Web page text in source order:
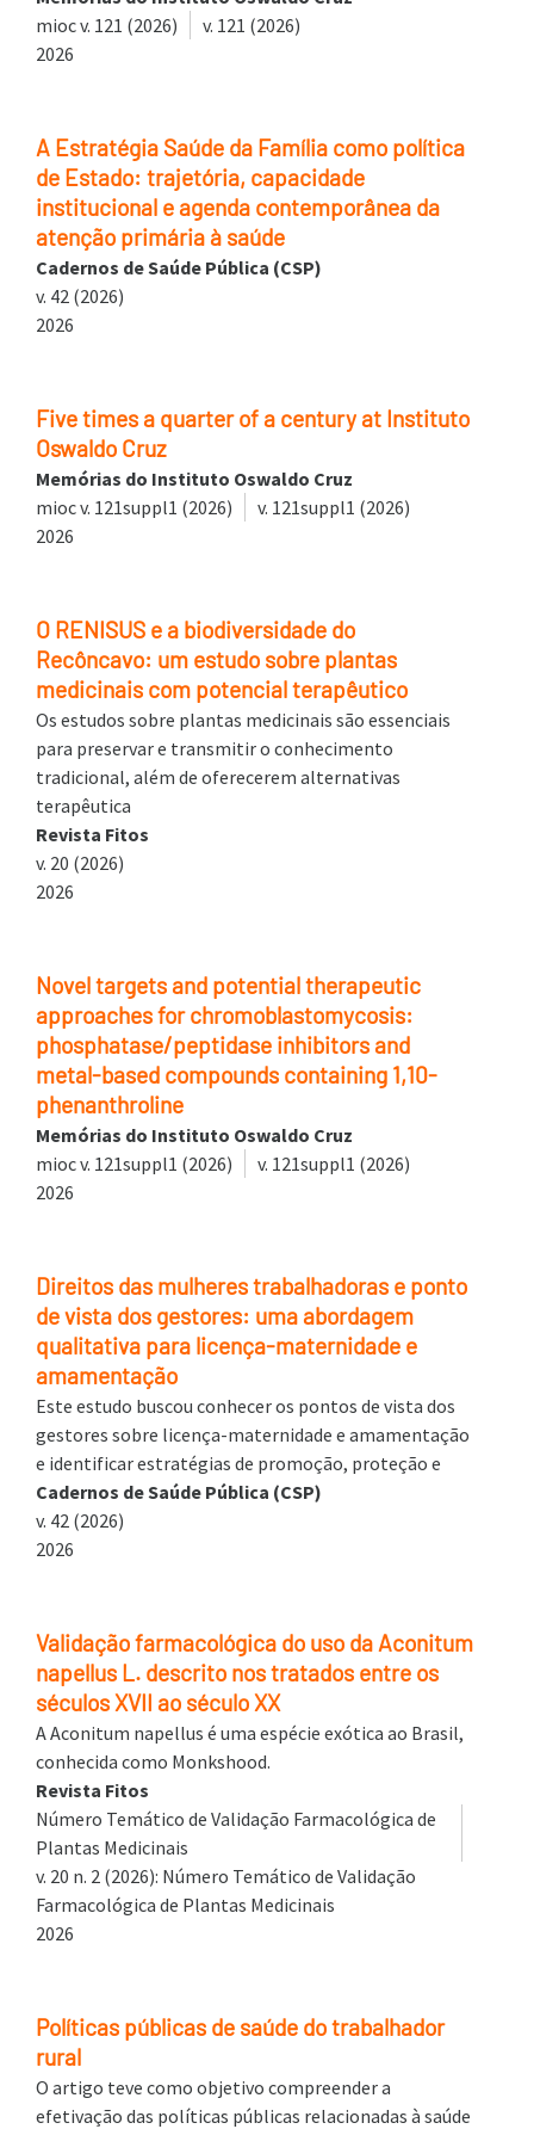
mioc v. 121 (2026)
v. 121 (2026)
2026
A Estratégia Saúde da Família como política
de Estado: trajetória, capacidade
institucional e agenda contemporânea da
atenção primária à saúde
Cadernos de Saúde Pública (CSP)
v. 42 (2026)
2026
Five times a quarter of a century at Instituto
Oswaldo Cruz
Memórias do Instituto Oswaldo Cruz
mioc v. 121suppl1 (2026)
v. 121suppl1 (2026)
2026
O RENISUS e a biodiversidade do
Recôncavo: um estudo sobre plantas
medicinais com potencial terapêutico
Os estudos sobre plantas medicinais são essenciais
para preservar e transmitir o conhecimento
tradicional, além de oferecerem alternativas
terapêutica
Revista Fitos
v. 20 (2026)
2026
Novel targets and potential therapeutic
approaches for chromoblastomycosis:
phosphatase/peptidase inhibitors and
metal-based compounds containing 1,10-
phenanthroline
Memórias do Instituto Oswaldo Cruz
mioc v. 121suppl1 (2026)
v. 121suppl1 (2026)
2026
Direitos das mulheres trabalhadoras e ponto
de vista dos gestores: uma abordagem
qualitativa para licença-maternidade e
amamentação
Este estudo buscou conhecer os pontos de vista dos
gestores sobre licença-maternidade e amamentação
e identificar estratégias de promoção, proteção e
Cadernos de Saúde Pública (CSP)
v. 42 (2026)
2026
Validação farmacológica do uso da Aconitum
napellus L. descrito nos tratados entre os
séculos XVII ao século XX
A Aconitum napellus é uma espécie exótica ao Brasil,
conhecida como Monkshood.
Revista Fitos
Número Temático de Validação Farmacológica de
Plantas Medicinais
v. 20 n. 2 (2026): Número Temático de Validação
Farmacológica de Plantas Medicinais
2026
Políticas públicas de saúde do trabalhador
rural
O artigo teve como objetivo compreender a
efetivação das políticas públicas relacionadas à saúde